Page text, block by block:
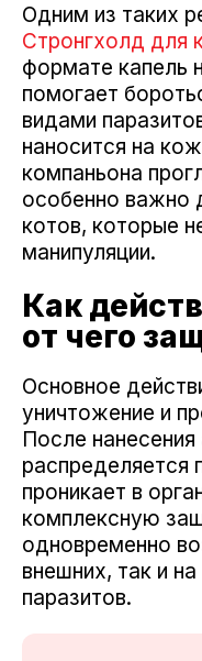
Одним из таких
Стронгхолд для
формате капель
помогает
видами
наносится на
компаньона
особенно важно
котов, которые
манипуляции.
Как
от чего
Основное
уничтожение и
После
распределяется
проникает в
комплексную
одновременно
внешних, так и
паразитов.